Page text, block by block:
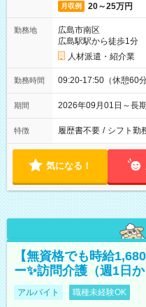
月収例 20～25万円
勤務地
広島市南区
広島駅駅から徒歩1分
人材派遣・紹介業
勤務時間 09:20-17:50（休憩60
期間 2026年09月01日～
特徴 履歴書不要 / シフト勤
気になる！
【無資格でも時給
ー✨訪問介護（週1日
アルバイト 職種未経験OK